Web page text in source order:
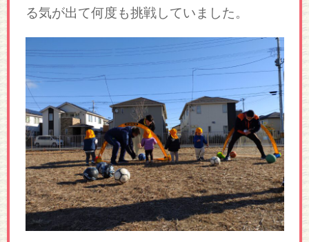
る気が出て何度も挑戦していました。